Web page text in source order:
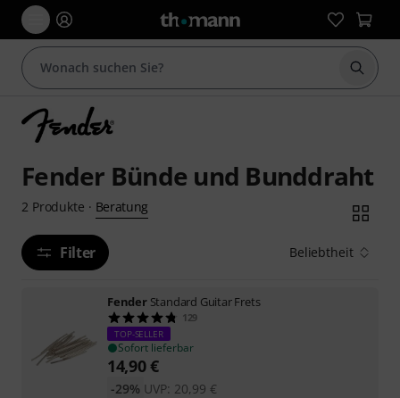
Suche
Fender Bünde und Bunddraht
2 Produkte · Beratung
Filter Beliebtheit
Fender Standard Guitar Frets
129
TOP-SELLER
Sofort lieferbar
14,90€
UVP: 20,99 €
-29%